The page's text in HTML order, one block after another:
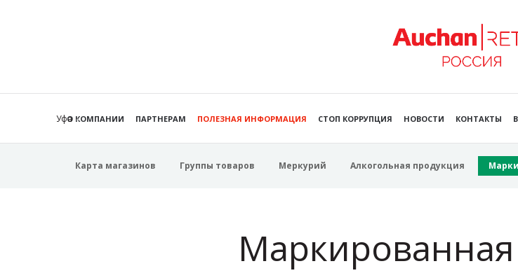
УфаО КОМПАНИИ ПАРТНЕРАМ ПОЛЕЗНАЯ ИНФОРМАЦИЯ СТОП КОРРУПЦИЯ НОВОСТИ КОНТАКТЫ
Карта магазинов Группы товаров Меркурий Алкогольная продукция